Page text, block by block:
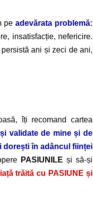
pe adevărata problemă:
insatisfacție, nefericire.
ani și zeci de ani,
îți recomand cartea
validate de mine și de
dorești în adâncul ființei
PASIUNILE și să-și
trăită cu PASIUNE și